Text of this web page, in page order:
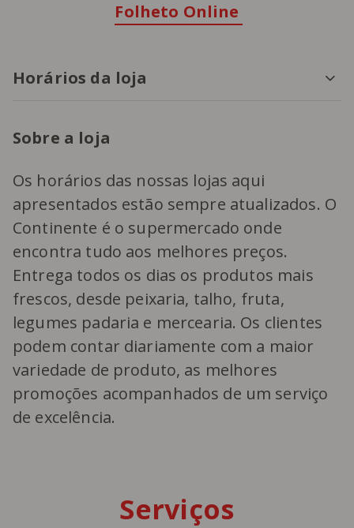
Folheto Online
Horários da loja
Sobre a loja
Os horários das nossas lojas aqui
apresentados estão sempre atualizados. O
Continente é o supermercado onde
encontra tudo aos melhores preços.
Entrega todos os dias os produtos mais
frescos, desde peixaria, talho, fruta,
legumes padaria e mercearia. Os clientes
podem contar diariamente com a maior
variedade de produto, as melhores
promoções acompanhados de um serviço
de excelência.
Serviços